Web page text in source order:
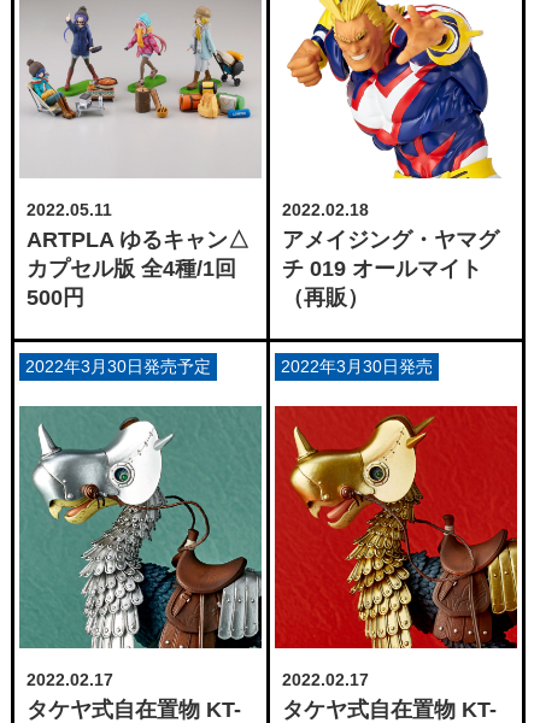
2022.05.11
ARTPLA ゆるキャン△
カプセル版 全4種/1回
500円
2022.02.18
アメイジング・ヤマグ
チ 019 オールマイト
（再販）
2022.02.17
タケヤ式自在置物 KT-
2022年3月30日発売予定
2022.02.17
タケヤ式自在置物 KT-
2022年3月30日発売